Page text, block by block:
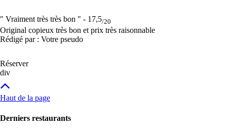
" Vraiment très très bon " - 17,5/20
Original copieux très bon et prix très raisonnable
Rédigé par : Votre pseudo
Réserver
div
Haut de la page
Derniers restaurants